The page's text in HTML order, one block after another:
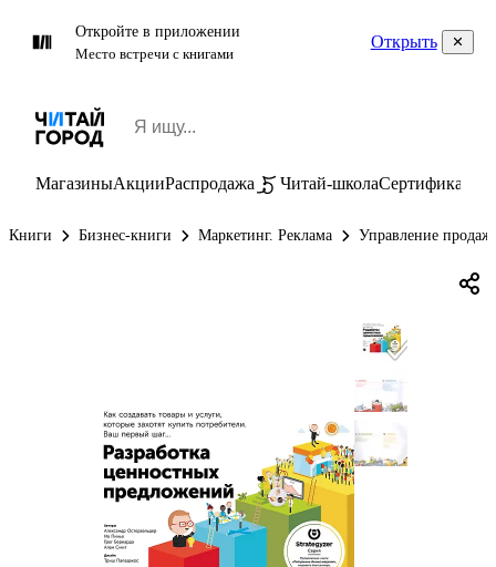
Откройте в приложении
Место встречи с книгами
Открыть
МагазиныАкцииРаспродажа Читай-школаСертификаты
Книги Бизнес-книги Маркетинг. Реклама Управление